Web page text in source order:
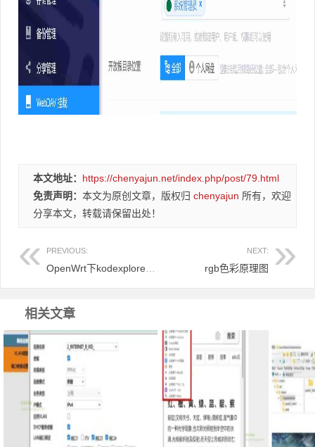
本文地址： https://chenyajun.net/index.php/post/79.html
免责声明： 本文为原创文章，版权归 chenyajun 所有，欢迎
分享本文，转载请保留出处！
PREVIOUS: NEXT:
rgb色彩原理图
相关文章